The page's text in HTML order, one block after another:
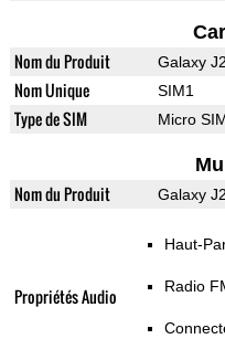
Nom du Produit Galaxy
Nom Unique SIM1
Type de SIM Micro
Nom du Produit Galaxy
Propriétés Audio
Haut-
Radio